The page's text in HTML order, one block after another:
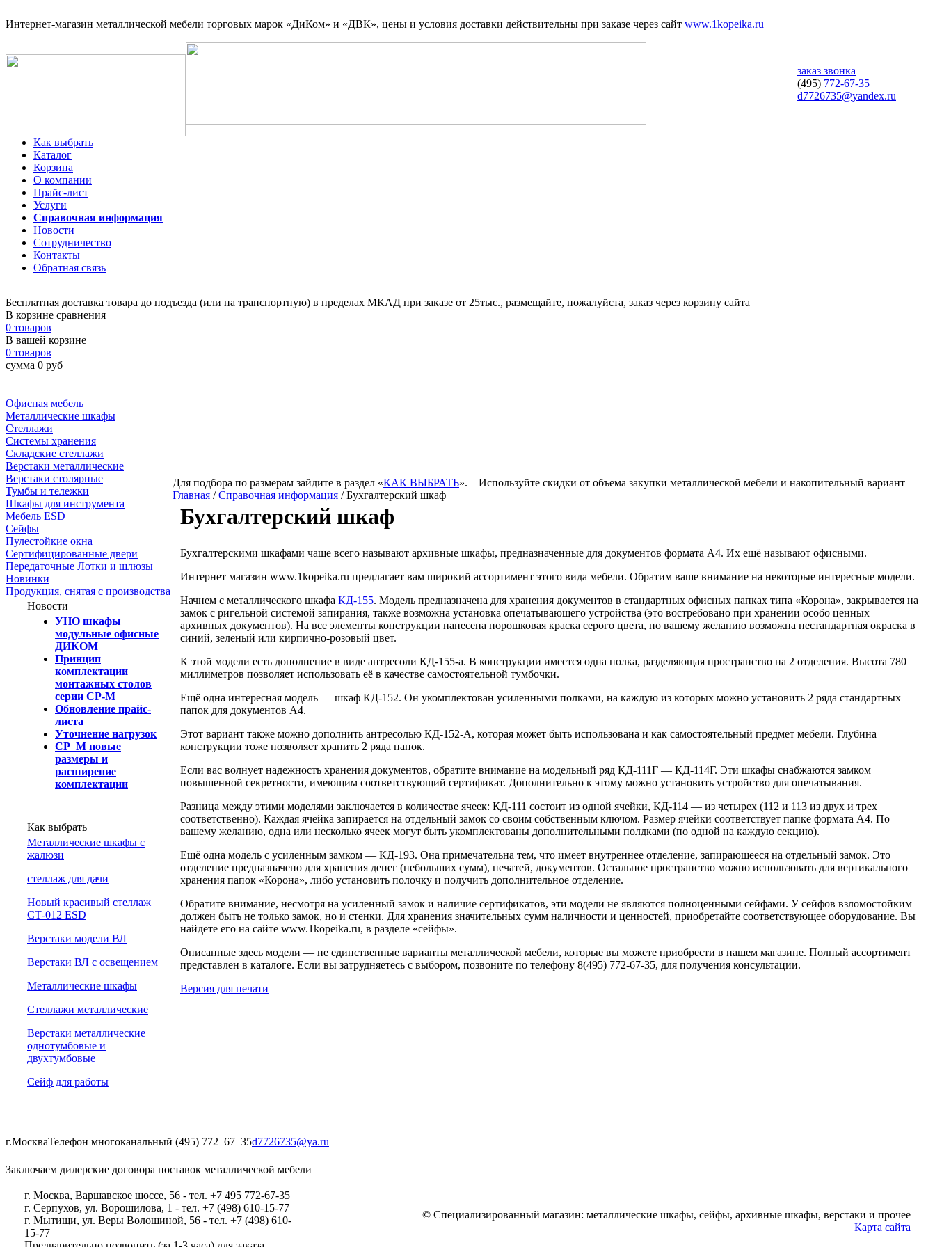
Интернет-магазин металлической мебели торговых марок «ДиКом» и «ДВК», цены и условия доставки действительны при заказе через сайт www.1kopeika.ru
заказ звонка
(495) 772-67-35
d7726735@yandex.ru
Как выбрать
Каталог
Корзина
О компании
Прайс-лист
Услуги
Справочная информация
Новости
Сотрудничество
Контакты
Обратная связь
Бесплатная доставка товара до подъезда (или на транспортную) в пределах МКАД при заказе от 25тыс., размещайте, пожалуйста, заказ через корзину сайта
В корзине сравнения
0 товаров
В вашей корзине
0 товаров
сумма 0 руб
Офисная мебель
Металлические шкафы
Стеллажи
Системы хранения
Складские стеллажи
Верстаки металлические
Верстаки столярные
Тумбы и тележки
Шкафы для инструмента
Мебель ESD
Сейфы
Пулестойкие окна
Сертифицированные двери
Передаточные Лотки и шлюзы
Новинки
Продукция, снятая с производства
Новости
УНО шкафы
модульные офисные
ДИКОМ
Принцип
комплектации
монтажных столов
серии СР-М
Обновление прайс-
листа
Уточнение нагрузок
СР_М новые
размеры и
расширение
комплектации
Как выбрать
Металлические шкафы с
жалюзи
cтеллаж для дачи
Новый красивый стеллаж
СТ-012 ESD
Верстаки модели ВЛ
Верстаки ВЛ с освещением
Металлические шкафы
Стеллажи металлические
Верстаки металлические
однотумбовые и
двухтумбовые
Сейф для работы
Для подбора по размерам зайдите в раздел «КАК ВЫБРАТЬ».
Используйте скидки от объема закупки металлической мебели и накопительный вариант
Главная /Справочная информация / Бухгалтерский шкаф
Бухгалтерский шкаф
Бухгалтерскими шкафами чаще всего называют архивные шкафы, предназначенные для документов формата А4. Их ещё называют офисными.
Интернет магазин www.1kopeika.ru предлагает вам широкий ассортимент этого вида мебели. Обратим ваше внимание на некоторые интересные модели.
Начнем с металлического шкафа КД-155. Модель предназначена для хранения документов в стандартных офисных папках типа «Корона», закрывается на
замок с ригельной системой запирания, также возможна установка опечатывающего устройства (это востребовано при хранении особо ценных
архивных документов). На все элементы конструкции нанесена порошковая краска серого цвета, по вашему желанию возможна нестандартная окраска в
синий, зеленый или кирпично-розовый цвет.
К этой модели есть дополнение в виде антресоли КД-155-а. В конструкции имеется одна полка, разделяющая пространство на 2 отделения. Высота 780
миллиметров позволяет использовать её в качестве самостоятельной тумбочки.
Ещё одна интересная модель — шкаф КД-152. Он укомплектован усиленными полками, на каждую из которых можно установить 2 ряда стандартных
папок для документов А4.
Этот вариант также можно дополнить антресолью КД-152-А, которая может быть использована и как самостоятельный предмет мебели. Глубина
конструкции тоже позволяет хранить 2 ряда папок.
Если вас волнует надежность хранения документов, обратите внимание на модельный ряд КД-111Г — КД-114Г. Эти шкафы снабжаются замком
повышенной секретности, имеющим соответствующий сертификат. Дополнительно к этому можно установить устройство для опечатывания.
Разница между этими моделями заключается в количестве ячеек: КД-111 состоит из одной ячейки, КД-114 — из четырех (112 и 113 из двух и трех
соответственно). Каждая ячейка запирается на отдельный замок со своим собственным ключом. Размер ячейки соответствует папке формата А4. По
вашему желанию, одна или несколько ячеек могут быть укомплектованы дополнительными полдками (по одной на каждую секцию).
Ещё одна модель с усиленным замком — КД-193. Она примечательна тем, что имеет внутреннее отделение, запирающееся на отдельный замок. Это
отделение предназначено для хранения денег (небольших сумм), печатей, документов. Остальное пространство можно использовать для вертикального
хранения папок «Корона», либо установить полочку и получить дополнительное отделение.
Обратите внимание, несмотря на усиленный замок и наличие сертификатов, эти модели не являются полноценными сейфами. У сейфов взломостойким
должен быть не только замок, но и стенки. Для хранения значительных сумм наличности и ценностей, приобретайте соответствующее оборудование. Вы
найдете его на сайте www.1kopeika.ru, в разделе «сейфы».
Описанные здесь модели — не единственные варианты металлической мебели, которые вы можете приобрести в нашем магазине. Полный ассортимент
представлен в каталоге. Если вы затрудняетесь с выбором, позвоните по телефону 8(495) 772-67-35, для получения консультации.
Версия для печати
г.МоскваТелефон многоканальный (495) 772‒67‒35d7726735@ya.ru
Заключаем дилерские договора поставок металлической мебели
г. Москва, Варшавское шоссе, 56 - тел. +7 495 772-67-35
г. Серпухов, ул. Ворошилова, 1 - тел. +7 (498) 610-15-77
г. Мытищи, ул. Веры Волошиной, 56 - тел. +7 (498) 610-
15-77
© Специализированный магазин: металлические шкафы, сейфы, архивные шкафы, верстаки и прочее
Карта сайта